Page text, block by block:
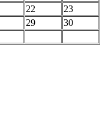
22
23
29
30